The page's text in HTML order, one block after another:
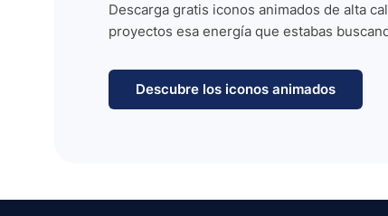
Descarga gratis iconos animados de alta
proyectos esa energía que estabas
Descubre los iconos animados